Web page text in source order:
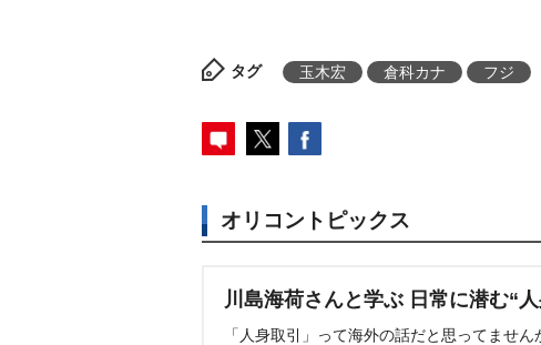
タグ 玉木宏 倉科カナ フジ
オリコントピックス
川島海荷さんと学ぶ 日常に潜む“
「人身取引」って海外の話だと思ってませ